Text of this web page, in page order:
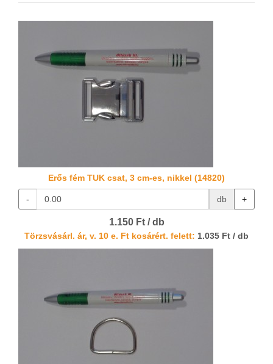
Erős fém TUK csat, 3 cm-es, nikkel (14820)
- db +
1.150 Ft / db
Törzsvásárl. ár, v. 10 e. Ft kosárért. felett: 1.035 Ft / db